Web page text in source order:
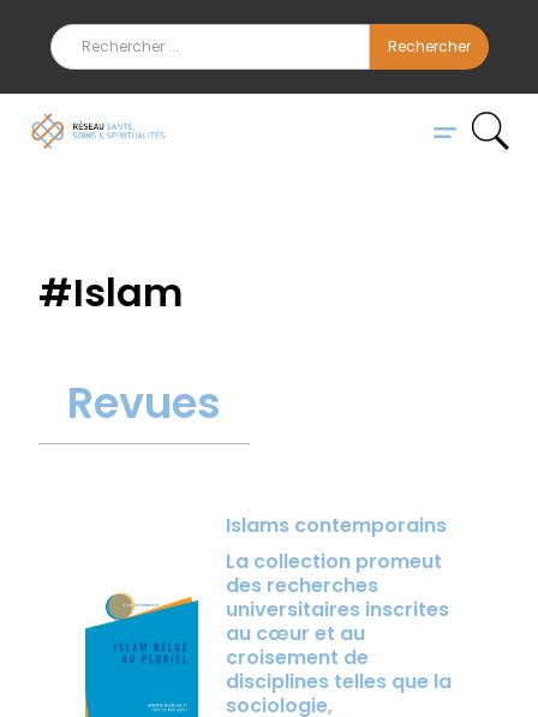
#Islam
Revues
Islams contemporains
La collection promeut
des recherches
universitaires inscrites
au cœur et au
croisement de
disciplines telles que la
sociologie,